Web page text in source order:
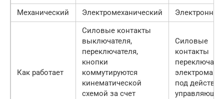
Механический
Электромеханический Электронный
Как работает
Силовые контакты
выключателя,
переключателя,
кнопки
коммутируются
кинематической
схемой за счет
Силовые
контакты
переключает
под